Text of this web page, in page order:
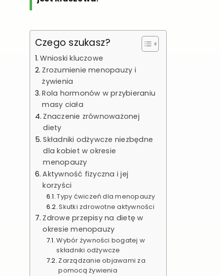
Czego szukasz?
Wnioski kluczowe
Zrozumienie menopauzy i
żywienia
Rola hormonów w przybieraniu
masy ciała
Znaczenie zrównoważonej
diety
Składniki odżywcze niezbędne
dla kobiet w okresie
menopauzy
Aktywność fizyczna i jej
korzyści
Typy ćwiczeń dla menopauzy
Skutki zdrowotne aktywności
Zdrowe przepisy na dietę w
okresie menopauzy
Wybór żywności bogatej w
składniki odżywcze
Zarządzanie objawami za
pomocą żywienia